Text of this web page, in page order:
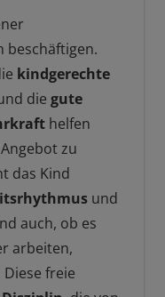
beschäftigen.
kindgerechte
die gute
helfen
zu
das Kind
und
auch, ob es
arbeiten,
freie